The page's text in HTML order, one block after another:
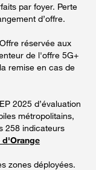
par foyer. Perte
d’offre.
réservée aux
de l'offre 5G+
remise en cas de
2025 d’évaluation
métropolitains,
258 indicateurs
d'Orange
zones déployées.